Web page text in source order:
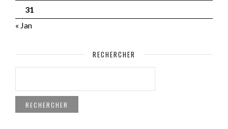
31
« Jan
RECHERCHER